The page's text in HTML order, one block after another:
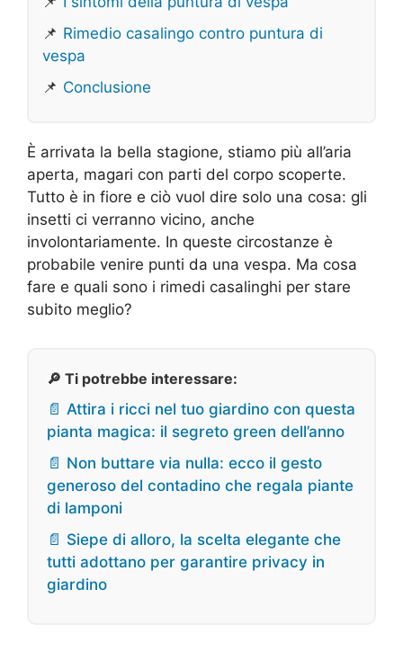
📌 Rimedio casalingo contro puntura di
vespa
📌 Conclusione
È arrivata la bella stagione, stiamo più all’aria
aperta, magari con parti del corpo scoperte.
Tutto è in fiore e ciò vuol dire solo una cosa: gli
insetti ci verranno vicino, anche
involontariamente. In queste circostanze è
probabile venire punti da una vespa. Ma cosa
fare e quali sono i rimedi casalinghi per stare
subito meglio?
🔎 Ti potrebbe interessare:
📄 Attira i ricci nel tuo giardino con questa
pianta magica: il segreto green dell’anno
📄 Non buttare via nulla: ecco il gesto
generoso del contadino che regala piante
di lamponi
📄 Siepe di alloro, la scelta elegante che
tutti adottano per garantire privacy in
giardino